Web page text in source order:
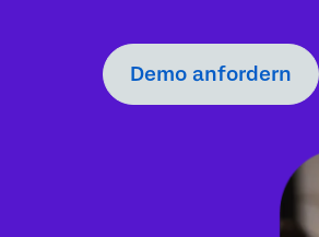
Demo anfordern